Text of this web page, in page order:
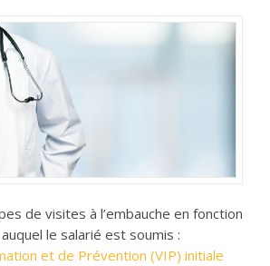
de visites à l’embauche en fonction
le salarié est soumis :
et de Prévention (VIP) initiale